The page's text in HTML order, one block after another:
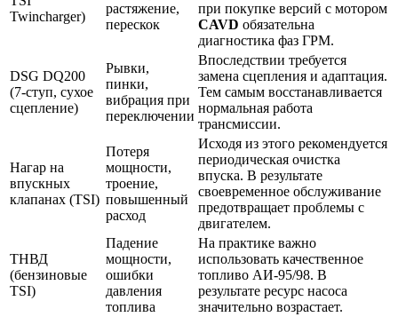
Twincharger)
растяжение,
перескок
при покупке версий с мотором
CAVD обязательна
диагностика фаз ГРМ.
DSG DQ200
(7-ступ, сухое
сцепление)
Рывки,
пинки,
вибрация при
переключении
Впоследствии требуется
замена сцепления и адаптация.
Тем самым восстанавливается
нормальная работа
трансмиссии.
Нагар на
впускных
клапанах (TSI)
Потеря
мощности,
троение,
повышенный
расход
Исходя из этого рекомендуется
периодическая очистка
впуска. В результате
своевременное обслуживание
предотвращает проблемы с
двигателем.
ТНВД
(бензиновые
TSI)
Падение
мощности,
ошибки
давления
топлива
На практике важно
использовать качественное
топливо АИ-95/98. В
результате ресурс насоса
значительно возрастает.